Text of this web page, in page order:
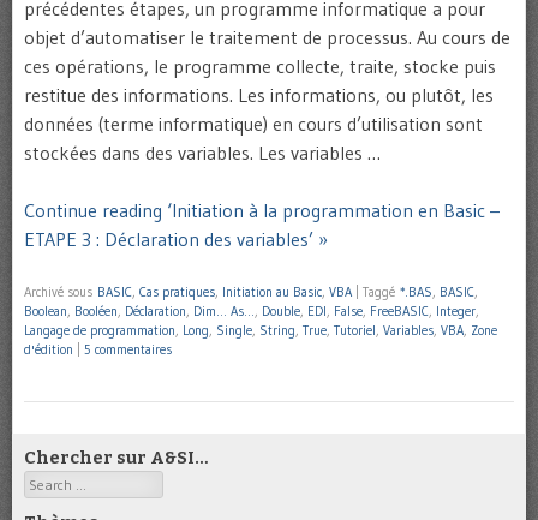
précédentes étapes, un programme informatique a pour
objet d’automatiser le traitement de processus. Au cours de
ces opérations, le programme collecte, traite, stocke puis
restitue des informations. Les informations, ou plutôt, les
données (terme informatique) en cours d’utilisation sont
stockées dans des variables. Les variables …
Continue reading ‘Initiation à la programmation en Basic –
ETAPE 3 : Déclaration des variables’ »
Archivé sous BASIC, Cas pratiques, Initiation au Basic, VBA Taggé *.BAS, BASIC,
Boolean, Booléen, Déclaration, Dim… As…, Double, EDI, False, FreeBASIC, Integer,
Langage de programmation, Long, Single, String, True, Tutoriel, Variables, VBA, Zone
d'édition
5 commentaires
Chercher sur A&SI…
Search